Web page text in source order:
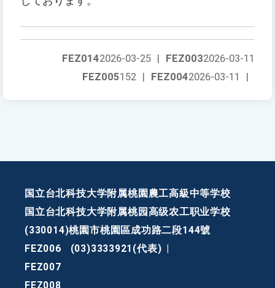
FEZ0032026-03-11
FEZ0142026-03-25 |
FEZ0042026-03-11 |
FEZ005152 |
国立台北科技大学附属桃園農工高級中等学校
国立台北科技大学附属桃园高级农工职业学校
(330014)桃園市桃園區成功路二段144號
FEZ006
(03)3333921(代表)
FEZ007
FEZ008